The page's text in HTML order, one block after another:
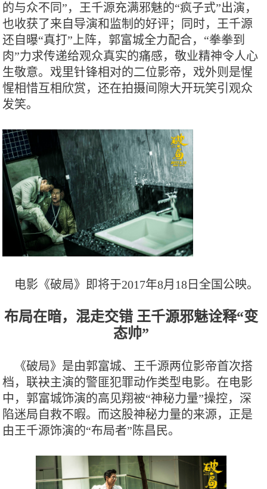
的与众不同”，王千源充满邪魅的“疯子式”出演，
也收获了来自导演和监制的好评；同时，王千源
还自曝“真打”上阵，郭富城全力配合，“拳拳到
肉”力求传递给观众真实的痛感，敬业精神令人心
生敬意。戏里针锋相对的二位影帝，戏外则是惺
惺相惜互相欣赏，还在拍摄间隙大开玩笑引观众
发笑。
电影《破局》即将于2017年8月18日全国公映。
布局在暗，混走交错 王千源邪魅诠释“变
态帅”
《破局》是由郭富城、王千源两位影帝首次搭
档，联袂主演的警匪犯罪动作类型电影。在电影
中，郭富城饰演的高见翔被“神秘力量”操控，深
陷迷局自救不暇。而这股神秘力量的来源，正是
由王千源饰演的“布局者”陈昌民。